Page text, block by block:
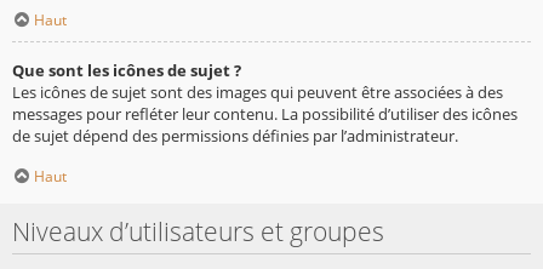
Haut
Que sont les icônes de sujet ?
Les icônes de sujet sont des images qui peuvent être associées à des
messages pour refléter leur contenu. La possibilité d’utiliser des icônes
de sujet dépend des permissions définies par l’administrateur.
Haut
Niveaux d’utilisateurs et groupes